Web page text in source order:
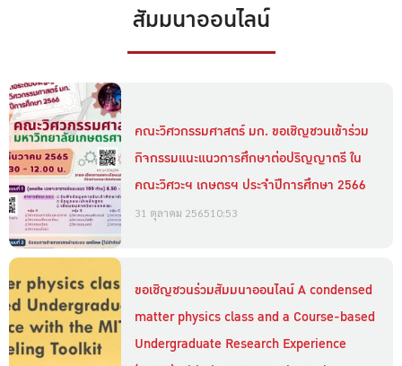
สัมมนาออนไลน์
คณะวิศวกรรมศาสตร์ มก. ขอเชิญชวนเข้าร่วม
กิจกรรมแนะแนวการศึกษาต่อปริญญาตรี ใน
คณะวิศวะฯ เกษตรฯ ประจำปีการศึกษา 2566
31 ตุลาคม 256510:53
ขอเชิญชวนร่วมสัมมนาออนไลน์ A condensed
matter physics class and a Course-based
Undergraduate Research Experience